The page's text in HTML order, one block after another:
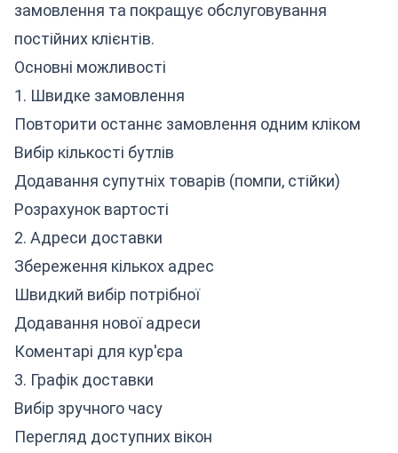
замовлення та покращує обслуговування
постійних клієнтів.
Основні можливості
1. Швидке замовлення
Повторити останнє замовлення одним кліком
Вибір кількості бутлів
Додавання супутніх товарів (помпи, стійки)
Розрахунок вартості
2. Адреси доставки
Збереження кількох адрес
Швидкий вибір потрібної
Додавання нової адреси
Коментарі для кур'єра
3. Графік доставки
Вибір зручного часу
Перегляд доступних вікон